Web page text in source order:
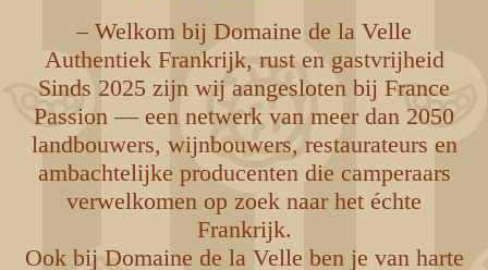
– Welkom bij Domaine de la Velle
Authentiek Frankrijk, rust en gastvrijheid
Sinds 2025 zijn wij aangesloten bij France
Passion — een netwerk van meer dan 2050
landbouwers, wijnbouwers, restaurateurs en
ambachtelijke producenten die camperaars
verwelkomen op zoek naar het échte
Frankrijk.
Ook bij Domaine de la Velle ben je van harte